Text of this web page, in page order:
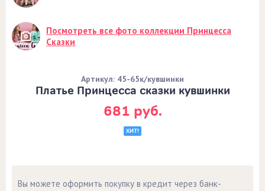
Посмотреть все фото коллекции Принцесса
Сказки
ХИТ!
681 руб.
Платье Принцесса сказки кувшинки
Артикул: 45-65к/кувшинки
Вы можете оформить покупку в кредит через банк-